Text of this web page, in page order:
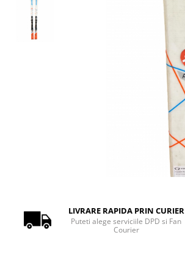
Bețe sh adulți
Bețe sh copii
LIVRARE RAPIDA PRIN CURIER
Puteti alege serviciile DPD si Fan
Courier